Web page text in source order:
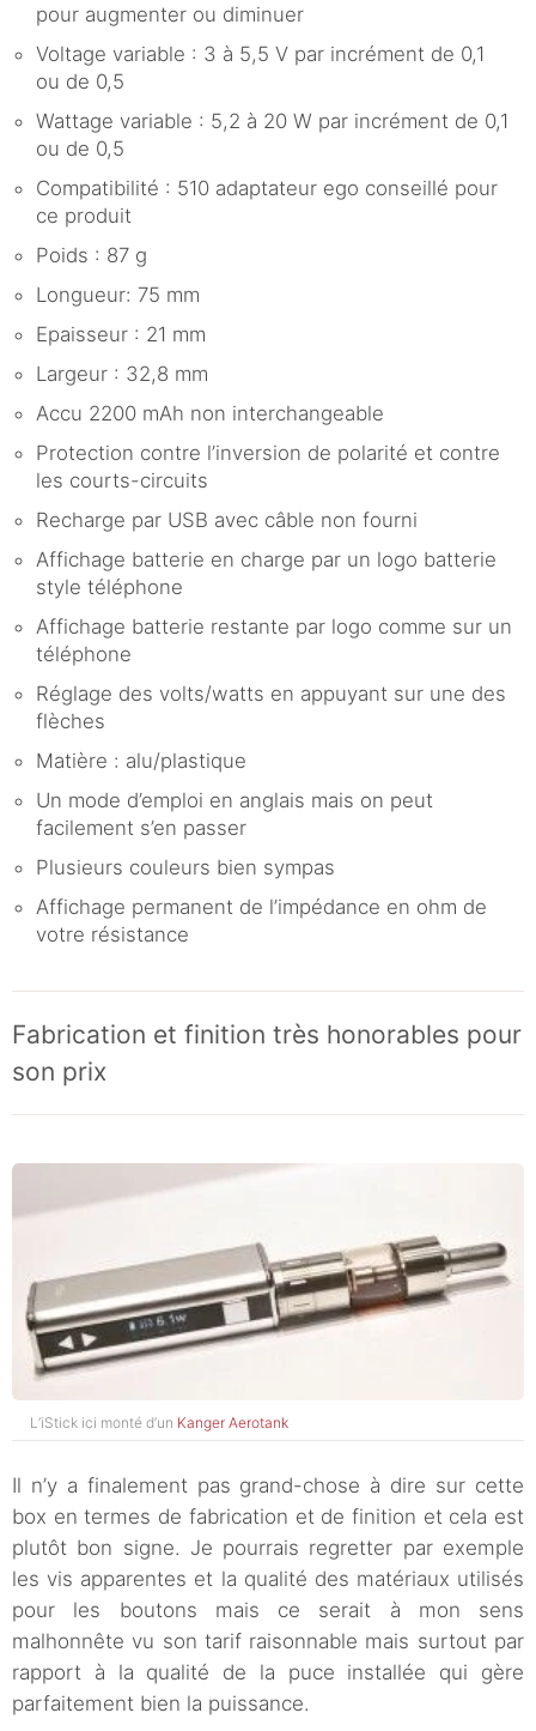
pour augmenter ou diminuer
Voltage variable : 3 à 5,5 V par incrément de 0,1
ou de 0,5
Wattage variable : 5,2 à 20 W par incrément de 0,1
ou de 0,5
Compatibilité : 510 adaptateur ego conseillé pour
ce produit
Poids : 87 g
Longueur: 75 mm
Epaisseur : 21 mm
Largeur : 32,8 mm
Accu 2200 mAh non interchangeable
Protection contre l’inversion de polarité et contre
les courts-circuits
Recharge par USB avec câble non fourni
Affichage batterie en charge par un logo batterie
style téléphone
Affichage batterie restante par logo comme sur un
téléphone
Réglage des volts/watts en appuyant sur une des
flèches
Matière : alu/plastique
Un mode d’emploi en anglais mais on peut
facilement s’en passer
Plusieurs couleurs bien sympas
Affichage permanent de l’impédance en ohm de
votre résistance
Fabrication et finition très honorables pour
son prix
L’iStick ici monté d’un Kanger Aerotank
Il n’y a finalement pas grand-chose à dire sur cette
box en termes de fabrication et de finition et cela est
plutôt bon signe. Je pourrais regretter par exemple
les vis apparentes et la qualité des matériaux utilisés
pour les boutons mais ce serait à mon sens
malhonnête vu son tarif raisonnable mais surtout par
rapport à la qualité de la puce installée qui gère
parfaitement bien la puissance.